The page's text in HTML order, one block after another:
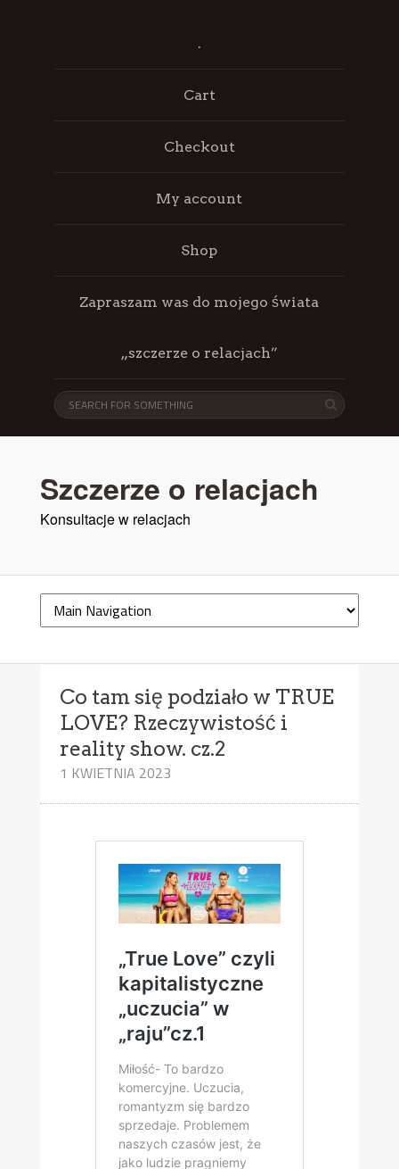
.
Cart
Checkout
My account
Shop
Zapraszam was do mojego świata
„szczerze o relacjach”
Szczerze o relacjach
Konsultacje w relacjach
Co tam się podziało w TRUE
LOVE? Rzeczywistość i
reality show. cz.2
1 KWIETNIA 2023